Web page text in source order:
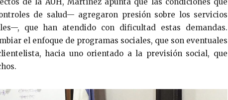
de la AUH, Martínez apunta que las condiciones que
de salud— agregaron presión sobre los servicios
que han atendido con dificultad estas demandas.
el enfoque de programas sociales, que son eventuales
hacia uno orientado a la previsión social, que